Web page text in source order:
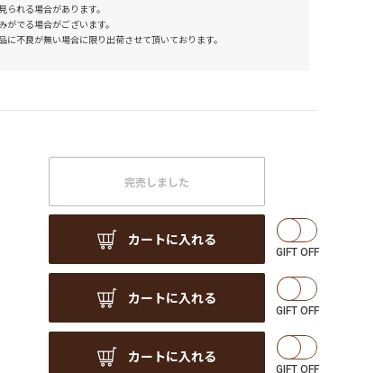
られる場合があります。
でる場合がございます。
不良が無い場合に限り出荷させて頂いております。
完売しました
カートに入れる
カートに入れる
カートに入れる